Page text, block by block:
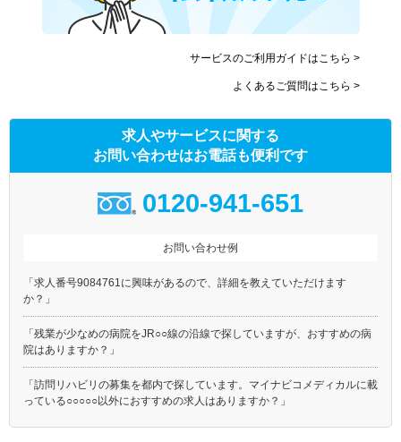
サービスのご利用ガイドはこちら >
よくあるご質問はこちら >
求人やサービスに関する
お問い合わせはお電話も便利です
0120-941-651
お問い合わせ例
「求人番号9084761に興味があるので、詳細を教えていただけます
か？」
「残業が少なめの病院をJR○○線の沿線で探していますが、おすすめの病
院はありますか？」
「訪問リハビリの募集を都内で探しています。マイナビコメディカルに載
っている○○○○○以外におすすめの求人はありますか？」